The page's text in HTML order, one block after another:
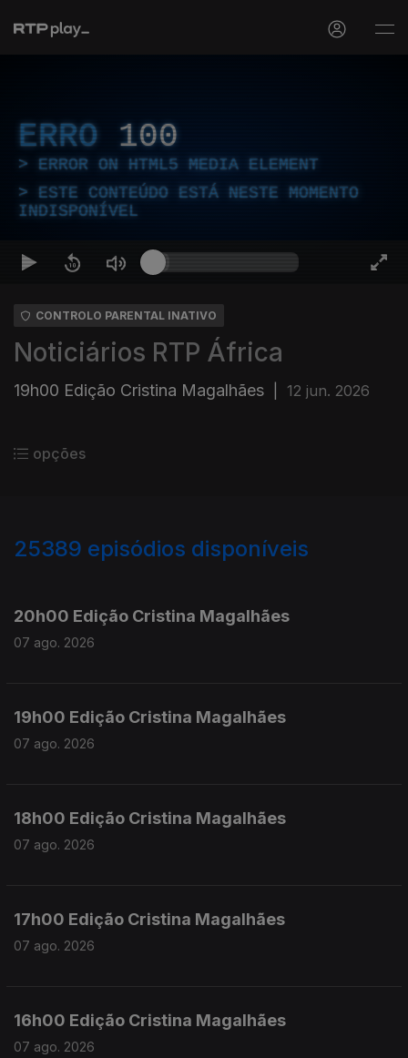
ERRO 100
ERROR ON HTML5 MEDIA ELEMENT
ESTE CONTEÚDO ESTÁ NESTE MOMENTO
INDISPONÍVEL
CONTROLO PARENTAL INATIVO
Noticiários RTP África
19h00 Edição Cristina Magalhães 12 jun. 2026
opções
25389 episódios disponíveis
20h00 Edição Cristina Magalhães
07 ago. 2026
19h00 Edição Cristina Magalhães
07 ago. 2026
18h00 Edição Cristina Magalhães
07 ago. 2026
17h00 Edição Cristina Magalhães
07 ago. 2026
16h00 Edição Cristina Magalhães
07 ago. 2026